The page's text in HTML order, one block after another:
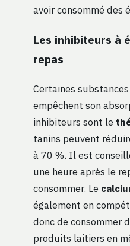
avoir consommé des
Les inhibiteurs à
repas
Certaines
empêchent son
inhibiteurs sont le
tanins peuvent
à 70 %. Il est
une heure après le
consommer. Le
également en
donc de consommer
produits laitiers en